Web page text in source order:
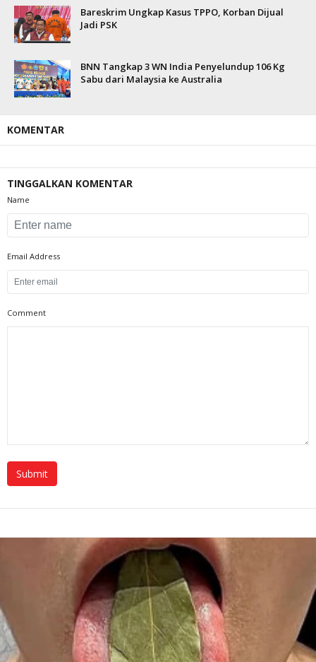
Bareskrim Ungkap Kasus TPPO, Korban Dijual
Jadi PSK
BNN Tangkap 3 WN India Penyelundup 106 Kg
Sabu dari Malaysia ke Australia
KOMENTAR
TINGGALKAN KOMENTAR
Name
Email Address
Comment